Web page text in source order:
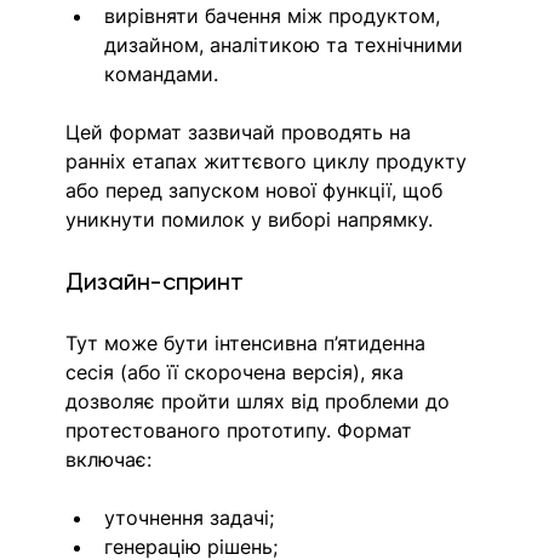
вирівняти бачення між продуктом,
дизайном, аналітикою та технічними
командами.
Цей формат зазвичай проводять на
ранніх етапах життєвого циклу продукту
або перед запуском нової функції, щоб
уникнути помилок у виборі напрямку.
Дизайн-спринт
Тут може бути інтенсивна п’ятиденна
сесія (або її скорочена версія), яка
дозволяє пройти шлях від проблеми до
протестованого прототипу. Формат
включає:
уточнення задачі;
генерацію рішень;